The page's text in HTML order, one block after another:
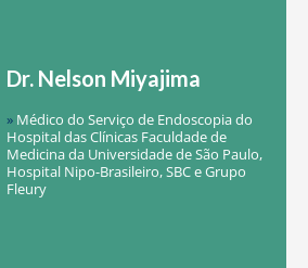
Dr. Nelson Miyajima
» Médico do Serviço de Endoscopia do
Hospital das Clínicas Faculdade de
Medicina da Universidade de São Paulo,
Hospital Nipo-Brasileiro, SBC e Grupo
Fleury